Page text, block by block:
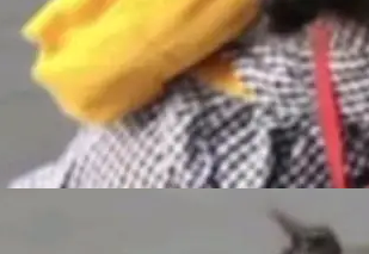
AI 程序，在近半年时间
复盘显示，...
造车"。他的原话是 "buil
战，互不通气。 这个判
不同。Hugging Face 是
台，上面跑着上百万个模
先，...
自己写个博客系统、智能
，都算稀奇事。 Crawsh
，一个开源 AI coding age
了一篇文章，核心论点很
开源。 理由不是传统的自
跟 AI agent 直接相关的
就能个性化任何软件 C
宣布内测邀请，全
路演现场诞生
去的时候大概没人想到它
生态的路演。 8月1日，
队负责人崔添翼（tiany
果你是 Agent Harness 相
希望参加 DeepSeek Har
复或私信联系我。请附上
Lite-Preview
开源轻量级统一多模态模
U1.5-Lite-Preview。